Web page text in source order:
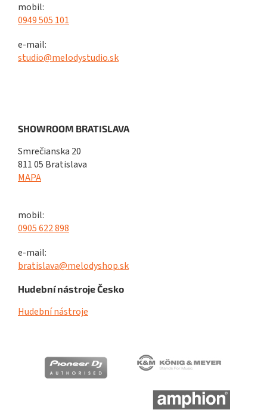
mobil:
0949 505 101
e-mail:
studio@melodystudio.sk
SHOWROOM BRATISLAVA
Smrečianska 20
811 05 Bratislava
MAPA
mobil:
0905 622 898
e-mail:
bratislava@melodyshop.sk
Hudební nástroje Česko
Hudební nástroje